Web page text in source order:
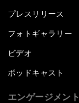
プレスリリース
フォトギャラリー
ビデオ
ポッドキャスト
エンゲージメント